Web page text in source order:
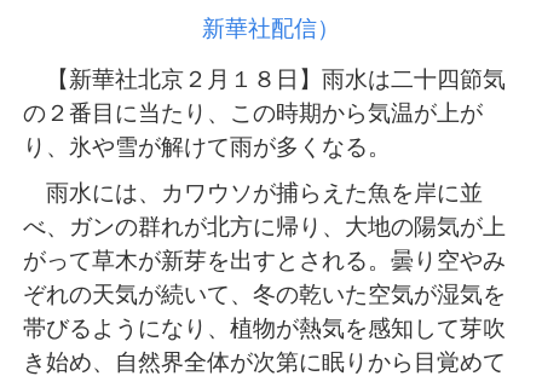
新華社配信）
【新華社北京２月１８日】雨水は二十四節気
の２番目に当たり、この時期から気温が上が
り、氷や雪が解けて雨が多くなる。
雨水には、カワウソが捕らえた魚を岸に並
べ、ガンの群れが北方に帰り、大地の陽気が上
がって草木が新芽を出すとされる。曇り空やみ
ぞれの天気が続いて、冬の乾いた空気が湿気を
帯びるようになり、植物が熱気を感知して芽吹
き始め、自然界全体が次第に眠りから目覚めて